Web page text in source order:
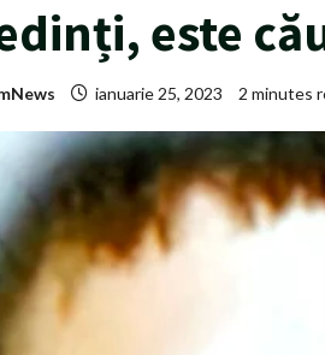
este
ianuarie 25, 2023 2 minutes